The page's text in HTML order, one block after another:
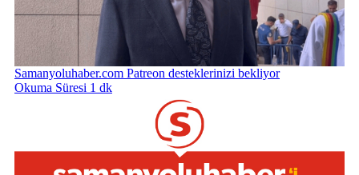
Samanyoluhaber.com Patreon desteklerinizi bekliyor
Okuma Süresi 1 dk